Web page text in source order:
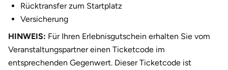
Rücktransfer zum Startplatz
Versicherung
HINWEIS: Für Ihren Erlebnisgutschein erhalten Sie vom
Veranstaltungspartner einen Ticketcode im
entsprechenden Gegenwert. Dieser Ticketcode ist